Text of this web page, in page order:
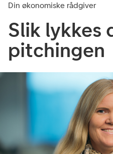
Din økonomiske rådgiver
Slik lykkes
pitchingen